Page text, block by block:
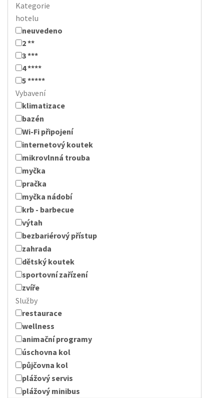
Kategorie
hotelu
neuvedeno
2 **
3 ***
4 ****
5 *****
Vybavení
klimatizace
bazén
Wi-Fi připojení
internetový koutek
mikrovlnná trouba
myčka
pračka
myčka nádobí
krb - barbecue
výtah
bezbariérový přístup
zahrada
dětský koutek
sportovní zařízení
zvíře
Služby
restaurace
wellness
animační programy
úschovna kol
půjčovna kol
plážový servis
plážový minibus